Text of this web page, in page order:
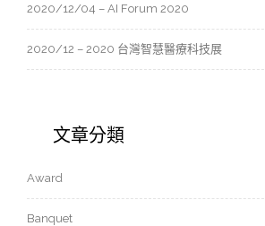
2020/12/04 – AI Forum 2020
2020/12 – 2020 台灣智慧醫療科技展
文章分類
Award
Banquet